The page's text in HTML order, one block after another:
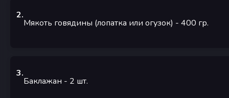
2.
Мякоть говядины (лопатка или огузок) - 400 гр.
3.
Баклажан - 2 шт.